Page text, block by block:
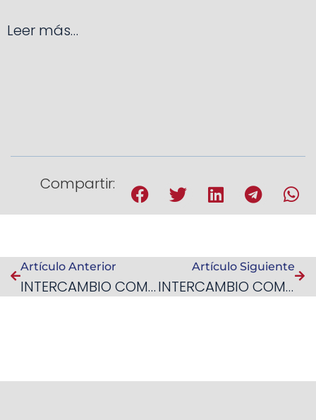
Leer más…
Compartir:
Artículo Anterior
INTERCAMBIO COMERCIAL VEN – EEUU I SEMESTRE 2018
Artículo Siguiente
INTERCAMBIO COMERCIAL VEN – EEUU CIERRE 2018